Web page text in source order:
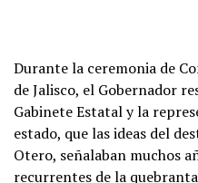
Durante la ceremonia de
de Jalisco, el Gobernador
Gabinete Estatal y la
estado, que las ideas del
Otero, señalaban muchos
recurrentes de la